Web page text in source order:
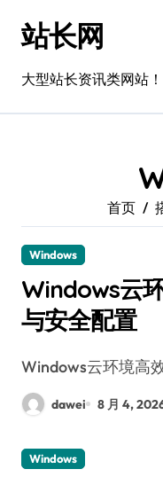
站长网
大型站长资讯类网站
首页
Windows
Windows云
与安全配置
Windows云环境
dawei 8 月 4,
Windows